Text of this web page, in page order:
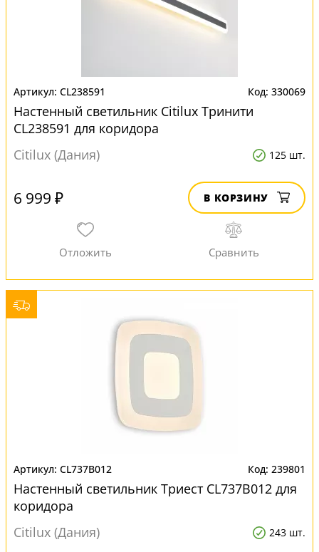
CL238591 330069
Настенный светильник Citilux Тринити
CL238591 для коридора
Citilux (Дания)
125 шт.
6 999 ₽ В КОРЗИНУ
CL737B012 239801
Настенный светильник Триест CL737B012 для
коридора
Citilux (Дания)
243 шт.